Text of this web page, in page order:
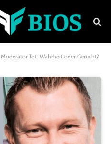
Tot: Wahrheit oder Gerücht?